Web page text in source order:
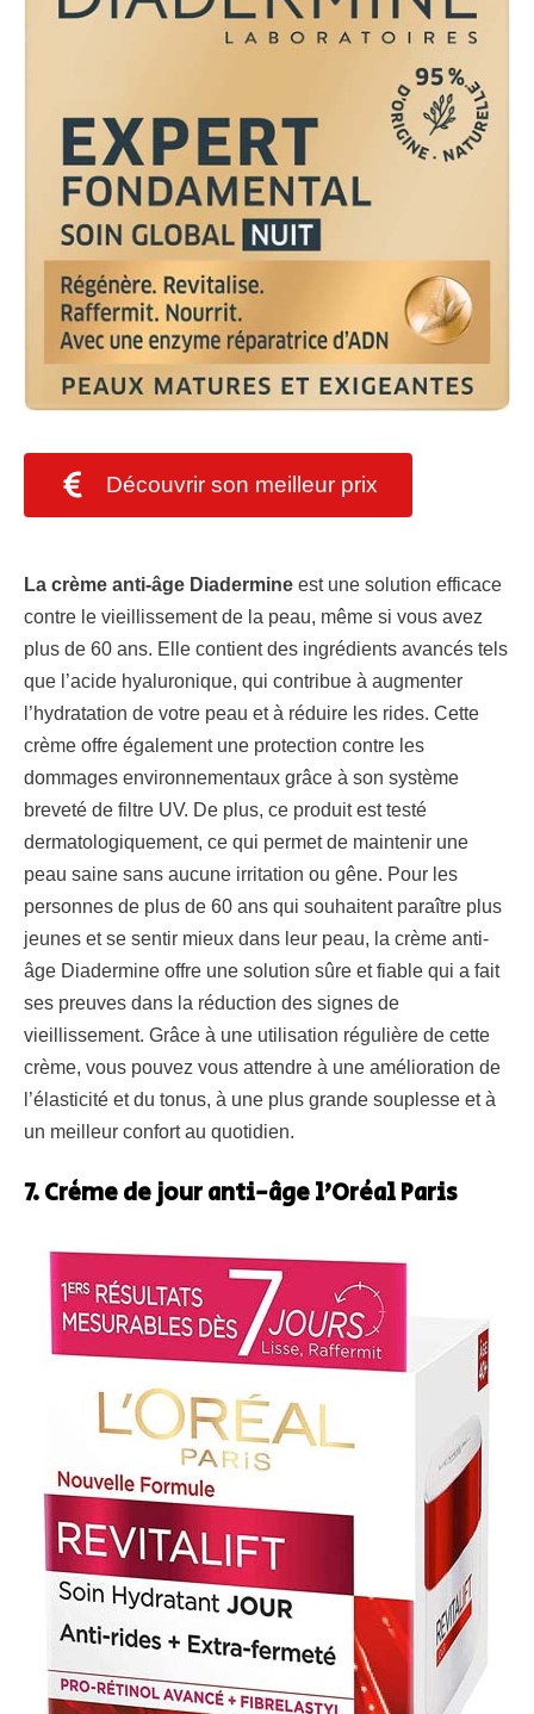
Découvrir son meilleur prix
La crème anti-âge Diadermine est une solution efficace
contre le vieillissement de la peau, même si vous avez
plus de 60 ans. Elle contient des ingrédients avancés tels
que l’acide hyaluronique, qui contribue à augmenter
l’hydratation de votre peau et à réduire les rides. Cette
crème offre également une protection contre les
dommages environnementaux grâce à son système
breveté de filtre UV. De plus, ce produit est testé
dermatologiquement, ce qui permet de maintenir une
peau saine sans aucune irritation ou gêne. Pour les
personnes de plus de 60 ans qui souhaitent paraître plus
jeunes et se sentir mieux dans leur peau, la crème anti-
âge Diadermine offre une solution sûre et fiable qui a fait
ses preuves dans la réduction des signes de
vieillissement. Grâce à une utilisation régulière de cette
crème, vous pouvez vous attendre à une amélioration de
l’élasticité et du tonus, à une plus grande souplesse et à
un meilleur confort au quotidien.
7. Crème de jour anti-âge l’Oréal Paris